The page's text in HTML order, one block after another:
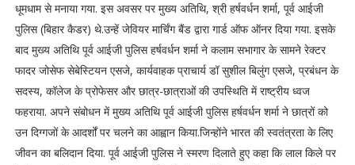
धूमधाम से मनाया गया. इस अवसर पर मुख्य अतिथि, श्री हर्षवर्धन शर्मा, पूर्व आईजी
पुलिस (बिहार कैडर) थे.उन्हें जेवियर मार्चिंग बैंड द्वारा गार्ड ऑफ ऑनर दिया गया. इसके
बाद मुख्य अतिथि पूर्व आईजी पुलिस हर्षवर्धन शर्मा ने कलाम सभागार के सामने रेक्टर
फादर जोसेफ सेबेस्टियन एसजे, कार्यवाहक प्राचार्य डॉ सुशील बिलुंग एसजे, प्रबंधन के
सदस्य, कॉलेज के प्रोफेसर और छात्र-छात्राओं की उपस्थिति में राष्ट्रीय ध्वज
फहराया. अपने संबोधन में मुख्य अतिथि पूर्व आईजी पुलिस हर्षवर्धन शर्मा ने छात्रों को
उन दिग्गजों के आदर्शों पर चलने का आह्वान किया.जिन्होंने भारत की स्वतंत्रता के लिए
जीवन का बलिदान दिया. पूर्व आईजी पुलिस ने स्मरण दिलाते हुए कहा कि लाल किले पर